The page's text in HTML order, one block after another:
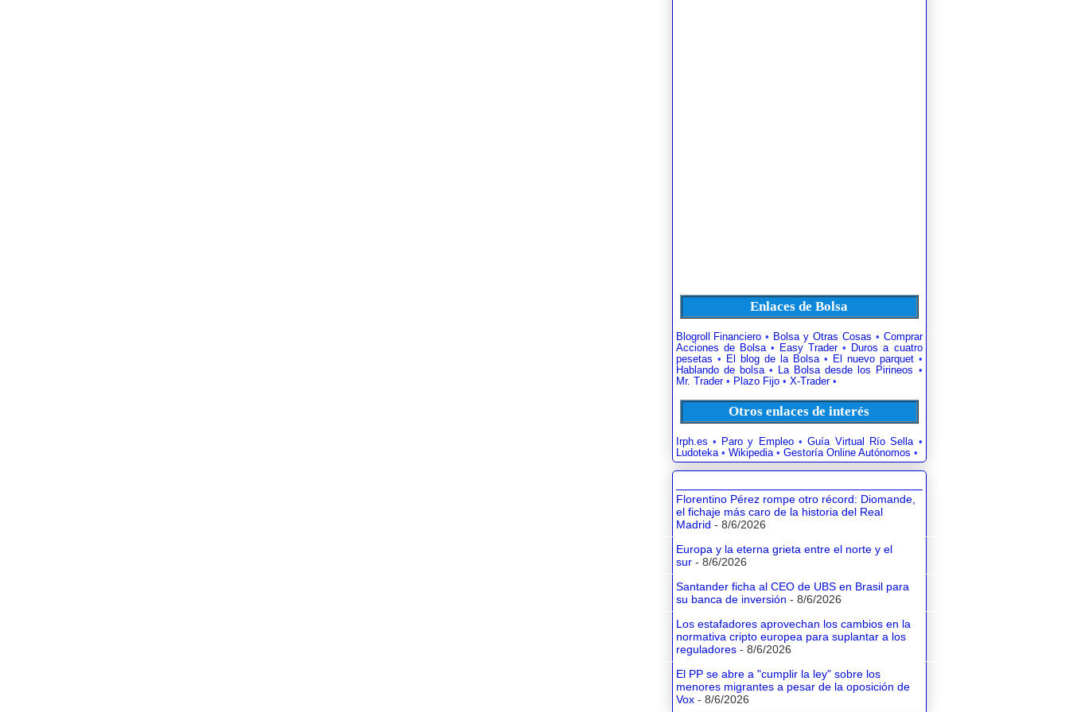
Enlaces de Bolsa
Blogroll Financiero • Bolsa y Otras Cosas • Comprar
Acciones de Bolsa• Easy Trader•
Duros a cuatro
pesetas • El blog de la Bolsa• El nuevo parquet•
Hablando de bolsa• La Bolsa desde los Pirineos •
Mr. Trader• Plazo Fijo• X-Trader•
Otros enlaces de interés
Irph.es • Paro y Empleo•Guía Virtual Río Sella•
Ludoteka• Wikipedia• Gestoría Online Autónomos •
Florentino Pérez rompe otro récord: Diomande,
el fichaje más caro de la historia del Real
Madrid - 8/6/2026
Europa y la eterna grieta entre el norte y el
sur- 8/6/2026
Santander ficha al CEO de UBS en Brasil para
su banca de inversión - 8/6/2026
Los estafadores aprovechan los cambios en la
normativa cripto europea para suplantar a los
reguladores- 8/6/2026
El PP se abre a "cumplir la ley" sobre los
menores migrantes a pesar de la oposición de
Vox- 8/6/2026